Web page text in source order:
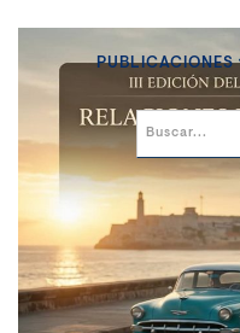
PUBLICACIONES